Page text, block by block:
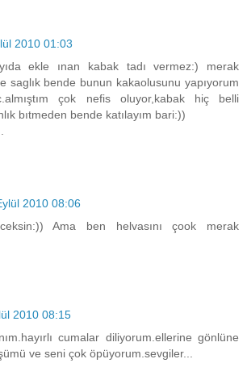
2010 01:03
ekle ınan kabak tadı vermez:) merak
saglık bende bunun kakaolusunu yapıyorum
çok nefis oluyor,kabak hiç belli
bıtmeden bende katılayım bari:))
2010 08:06
Ama ben helvasını çook merak
2010 08:15
cumalar diliyorum.ellerine gönlüne
ve seni çok öpüyorum.sevgiler...